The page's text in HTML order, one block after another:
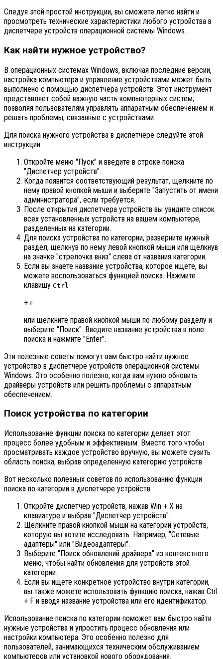
Следуя этой простой инструкции, вы сможете легко найти и
просмотреть технические характеристики любого устройства в
диспетчере устройств операционной системы Windows.
Как найти нужное устройство?
В операционных системах Windows, включая последние версии,
настройка компьютера и управление устройствами может быть
выполнено с помощью диспетчера устройств. Этот инструмент
представляет собой важную часть компьютерных систем,
позволяя пользователям управлять аппаратным обеспечением и
решать проблемы, связанные с устройствами.
Для поиска нужного устройства в диспетчере следуйте этой
инструкции:
Откройте меню "Пуск" и введите в строке поиска
"Диспетчер устройств".
Когда появится соответствующий результат, щелкните по
нему правой кнопкой мыши и выберите "Запустить от имени
администратора", если требуется.
После открытия диспетчера устройств вы увидите список
всех установленных устройств на вашем компьютере,
разделенных на категории.
Для поиска устройства по категории, разверните нужный
раздел, щелкнув по нему левой кнопкой мыши или щелкнув
на значке "стрелочка вниз" слева от названия категории.
Если вы знаете название устройства, которое ищете, вы
можете воспользоваться функцией поиска. Нажмите
клавишу Ctrl
+ F
или щелкните правой кнопкой мыши по любому разделу и
выберите "Поиск". Введите название устройства в поле
поиска и нажмите "Enter".
Эти полезные советы помогут вам быстро найти нужное
устройство в диспетчере устройств операционной системы
Windows. Это особенно полезно, когда вам нужно обновить
драйверы устройств или решить проблемы с аппаратным
обеспечением.
Поиск устройства по категории
Использование функции поиска по категории делает этот
процесс более удобным и эффективным. Вместо того чтобы
просматривать каждое устройство вручную, вы можете сузить
область поиска, выбрав определенную категорию устройств.
Вот несколько полезных советов по использованию функции
поиска по категории в диспетчере устройств:
Откройте диспетчер устройств, нажав Win + X на
клавиатуре и выбрав "Диспетчер устройств".
Щелкните правой кнопкой мыши на категории устройств,
которую вы хотите исследовать. Например, "Сетевые
адаптеры" или "Видеоадаптеры".
Выберите "Поиск обновлений драйвера" из контекстного
меню, чтобы найти обновления для устройств этой
категории.
Если вы ищете конкретное устройство внутри категории,
вы также можете использовать функцию поиска, нажав Ctrl
+ F и вводя название устройства или его идентификатор.
Использование поиска по категории поможет вам быстро найти
нужные устройства и упростить процесс обновления или
настройки компьютера. Это особенно полезно для
пользователей, занимающихся техническим обслуживанием
компьютеров или установкой нового оборудования.